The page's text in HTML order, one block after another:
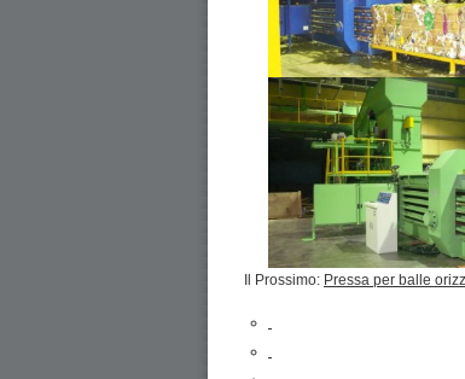
Il Prossimo: Pressa per balle